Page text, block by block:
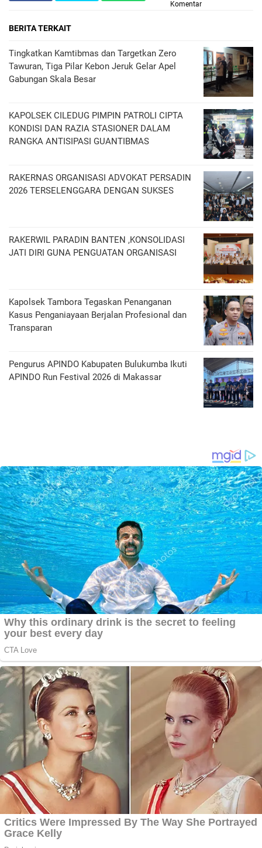
Komentar
BERITA TERKAIT
Tingkatkan Kamtibmas dan Targetkan Zero
Tawuran, Tiga Pilar Kebon Jeruk Gelar Apel
Gabungan Skala Besar
KAPOLSEK CILEDUG PIMPIN PATROLI CIPTA
KONDISI DAN RAZIA STASIONER DALAM
RANGKA ANTISIPASI GUANTIBMAS ‎
RAKERNAS ORGANISASI ADVOKAT PERSADIN
2026 TERSELENGGARA DENGAN SUKSES
RAKERWIL PARADIN BANTEN ,KONSOLIDASI
JATI DIRI GUNA PENGUATAN ORGANISASI
Kapolsek Tambora Tegaskan Penanganan
Kasus Penganiayaan Berjalan Profesional dan
Transparan
Pengurus APINDO Kabupaten Bulukumba Ikuti
APINDO Run Festival 2026 di Makassar